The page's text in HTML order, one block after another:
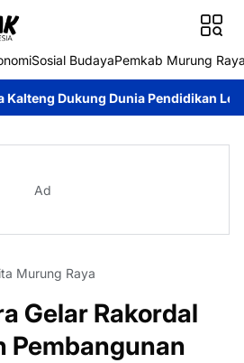
Sosial BudayaPemkab Murung
Pendidikan Lewat Kapal Melek
Ad
Murung Raya
Gelar Rakordal
Pembangunan